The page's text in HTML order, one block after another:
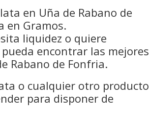
en Uña de Rabano de
en Gramos.
liquidez o quiere
encontrar las mejores
Rabano de Fonfria.
o cualquier otro producto
para disponer de